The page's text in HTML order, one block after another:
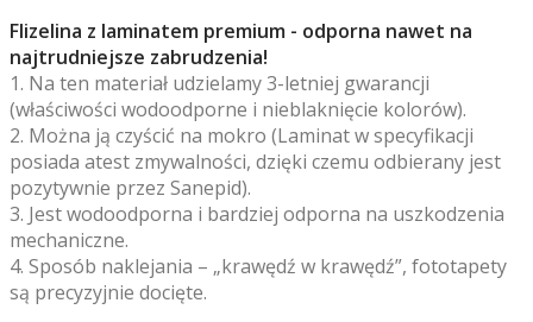
Flizelina z laminatem premium - odporna nawet na
najtrudniejsze zabrudzenia!
1. Na ten materiał udzielamy 3-letniej gwarancji
(właściwości wodoodporne i nieblaknięcie kolorów).
2. Można ją czyścić na mokro (Laminat w specyfikacji
posiada atest zmywalności, dzięki czemu odbierany jest
pozytywnie przez Sanepid).
3. Jest wodoodporna i bardziej odporna na uszkodzenia
mechaniczne.
4. Sposób naklejania – „krawędź w krawędź”, fototapety
są precyzyjnie docięte.